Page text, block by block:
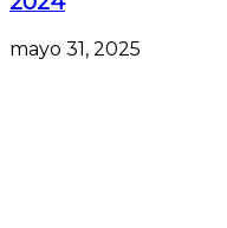
mayo 31, 2025